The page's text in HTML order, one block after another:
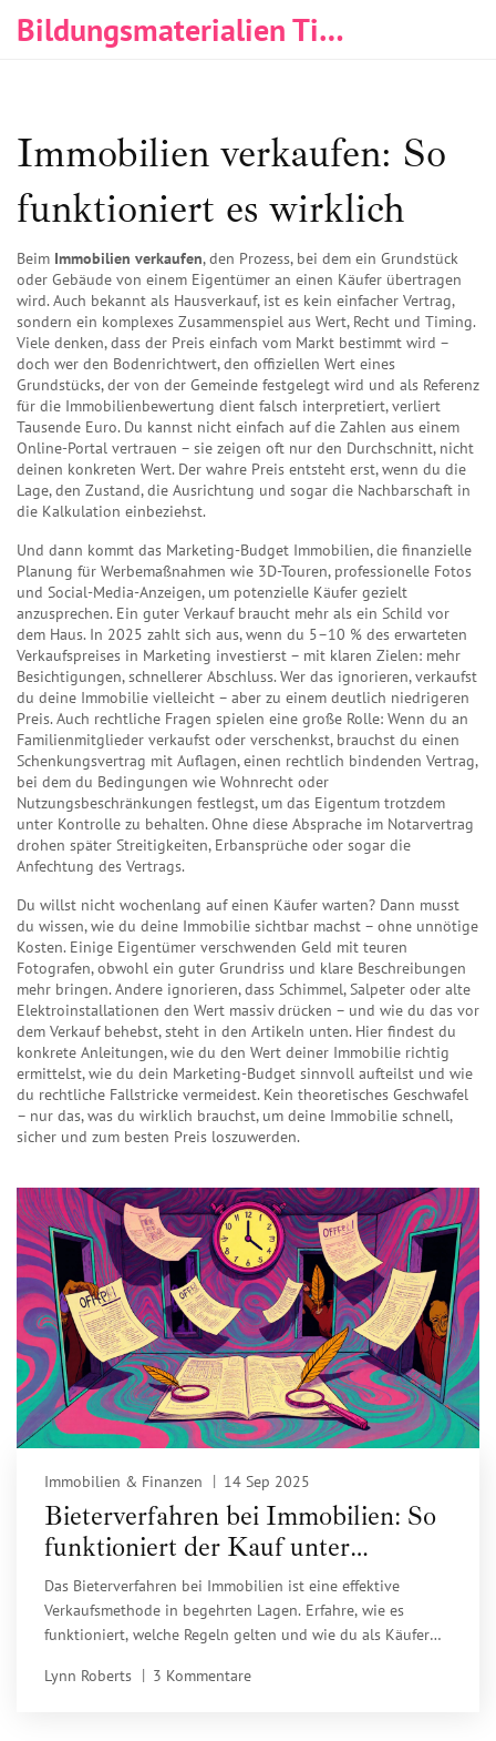
Bildungsmaterialien Tischlerei & Immobilien
Immobilien verkaufen: So
funktioniert es wirklich
Beim Immobilien verkaufen,den Prozess, bei dem ein Grundstück
oder Gebäude von einem Eigentümer an einen Käufer übertragen
wird. Auch bekannt als Hausverkauf, ist es kein einfacher Vertrag,
sondern ein komplexes Zusammenspiel aus Wert, Recht und Timing.
Viele denken, dass der Preis einfach vom Markt bestimmt wird –
doch wer den Bodenrichtwert,den offiziellen Wert eines
Grundstücks, der von der Gemeinde festgelegt wird und als Referenz
für die Immobilienbewertung dient falsch interpretiert, verliert
Tausende Euro. Du kannst nicht einfach auf die Zahlen aus einem
Online-Portal vertrauen – sie zeigen oft nur den Durchschnitt, nicht
deinen konkreten Wert. Der wahre Preis entsteht erst, wenn du die
Lage, den Zustand, die Ausrichtung und sogar die Nachbarschaft in
die Kalkulation einbeziehst.
Und dann kommt das Marketing-Budget Immobilien,die finanzielle
Planung für Werbemaßnahmen wie 3D-Touren, professionelle Fotos
und Social-Media-Anzeigen, um potenzielle Käufer gezielt
anzusprechen. Ein guter Verkauf braucht mehr als ein Schild vor
dem Haus. In 2025 zahlt sich aus, wenn du 5–10 % des erwarteten
Verkaufspreises in Marketing investierst – mit klaren Zielen: mehr
Besichtigungen, schnellerer Abschluss. Wer das ignorieren, verkaufst
du deine Immobilie vielleicht – aber zu einem deutlich niedrigeren
Preis. Auch rechtliche Fragen spielen eine große Rolle: Wenn du an
Familienmitglieder verkaufst oder verschenkst, brauchst du einen
Schenkungsvertrag mit Auflagen,einen rechtlich bindenden Vertrag,
bei dem du Bedingungen wie Wohnrecht oder
Nutzungsbeschränkungen festlegst, um das Eigentum trotzdem
unter Kontrolle zu behalten. Ohne diese Absprache im Notarvertrag
drohen später Streitigkeiten, Erbansprüche oder sogar die
Anfechtung des Vertrags.
Du willst nicht wochenlang auf einen Käufer warten? Dann musst
du wissen, wie du deine Immobilie sichtbar machst – ohne unnötige
Kosten. Einige Eigentümer verschwenden Geld mit teuren
Fotografen, obwohl ein guter Grundriss und klare Beschreibungen
mehr bringen. Andere ignorieren, dass Schimmel, Salpeter oder alte
Elektroinstallationen den Wert massiv drücken – und wie du das vor
dem Verkauf behebst, steht in den Artikeln unten. Hier findest du
konkrete Anleitungen, wie du den Wert deiner Immobilie richtig
ermittelst, wie du dein Marketing-Budget sinnvoll aufteilst und wie
du rechtliche Fallstricke vermeidest. Kein theoretisches Geschwafel
– nur das, was du wirklich brauchst, um deine Immobilie schnell,
sicher und zum besten Preis loszuwerden.
Immobilien & Finanzen 14 Sep 2025
Bieterverfahren bei Immobilien: So
funktioniert der Kauf unter
Wettbewerb
Das Bieterverfahren bei Immobilien ist eine effektive
Verkaufsmethode in begehrten Lagen. Erfahre, wie es
funktioniert, welche Regeln gelten und wie du als Käufer
Lynn Roberts
3 Kommentare